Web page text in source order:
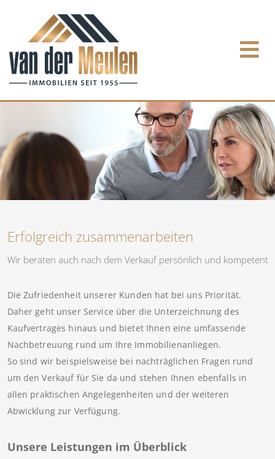
Erfolgreich zusammenarbeiten
Wir beraten auch nach dem Verkauf persönlich und kompetent
Die Zufriedenheit unserer Kunden hat bei uns Priorität.
Daher geht unser Service über die Unterzeichnung des
Kaufvertrages hinaus und bietet Ihnen eine umfassende
Nachbetreuung rund um Ihre Immobilienanliegen.
So sind wir beispielsweise bei nachträglichen Fragen rund
um den Verkauf für Sie da und stehen Ihnen ebenfalls in
allen praktischen Angelegenheiten und der weiteren
Abwicklung zur Verfügung.
Unsere Leistungen im Überblick